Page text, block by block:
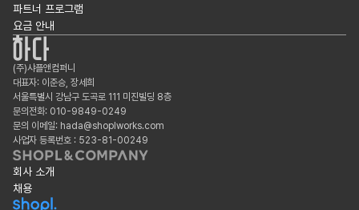
파트너 프로그램
요금 안내
(주)샤플앤컴퍼니
대표자: 이준승, 장세희
서울특별시 강남구 도곡로 111 미진빌딩 8층
문의전화: 010-9849-0249
문의 이메일: hada@shoplworks.com
사업자 등록번호 : 523-81-00249
회사 소개
채용